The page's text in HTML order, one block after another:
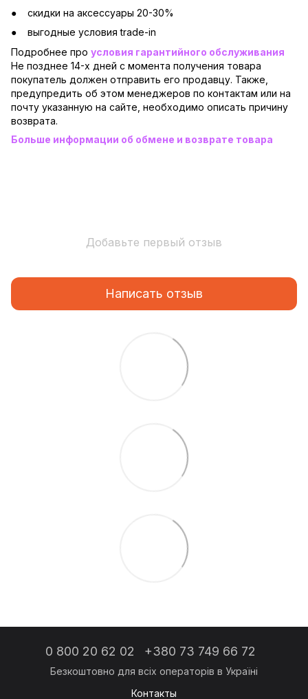
скидки на аксессуары 20-30%
выгодные условия trade-in
Подробнее про условия гарантийного обслуживания
Не позднее 14-х дней с момента получения товара
покупатель должен отправить его продавцу. Также,
предупредить об этом менеджеров по контактам или на
почту указанную на сайте, необходимо описать причину
возврата.
Больше информации об обмене и возврате товара
Добавьте первый отзыв
Написать отзыв
0 800 20 62 02 +380 73 749 66 72
Контакты